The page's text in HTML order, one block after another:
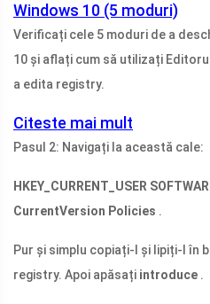
Windows 10 (5 moduri)
Verificați cele 5 moduri de a
10 și aflați cum să utilizați
a edita registry.
Citeste mai mult
Pasul 2: Navigați la această cale:
HKEY_CURRENT_USER
CurrentVersion Policies .
Pur și simplu copiați-l și lipiți-l în
registry. Apoi apăsați introduce .